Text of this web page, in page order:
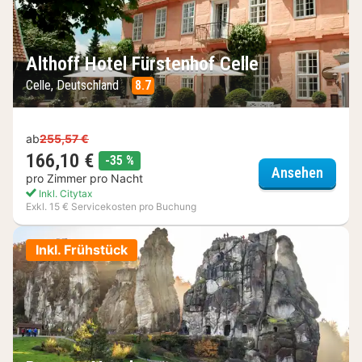
Althoff Hotel Fürstenhof Celle
Celle, Deutschland 8.7
ab255,57 €
166,10 € -35 %
pro Zimmer pro Nacht
Inkl. Citytax
Exkl. 15 € Servicekosten pro Buchung
Ansehen
Inkl. Frühstück